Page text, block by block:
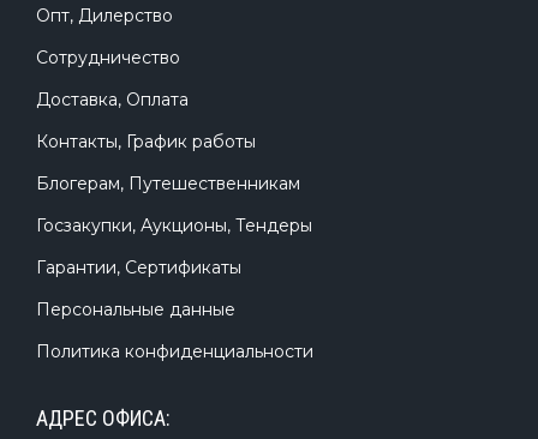
Опт, Дилерство
Сотрудничество
Доставка, Оплата
Контакты, График работы
Блогерам, Путешественникам
Госзакупки, Аукционы, Тендеры
Гарантии, Сертификаты
Персональные данные
Политика конфиденциальности
АДРЕС ОФИСА: